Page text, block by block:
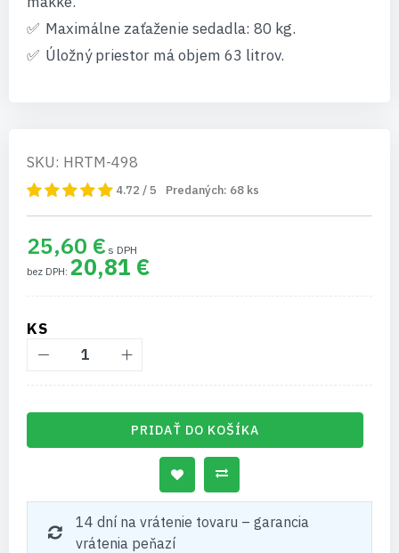
Maximálne zaťaženie sedadla: 80 kg.
Úložný priestor má objem 63 litrov.
SKU: HRTM-498
4.72 / 5 Predaných: 68 ks
25,60 €
20,81 €
KS
PRIDAŤ DO KOŠÍKA
14 dní na vrátenie tovaru – garancia
vrátenia peňazí